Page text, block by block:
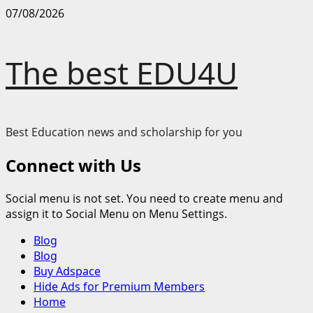
Skip
07/08/2026
The best EDU4U
Best Education news and scholarship for you
Connect with Us
Social menu is not set. You need to create menu and
assign it to Social Menu on Menu Settings.
Primary
Menu
Blog
Blog
Buy Adspace
Hide Ads for Premium Members
Home